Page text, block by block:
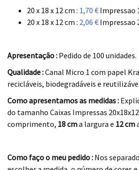
20 x 18 x 12 cm : 1,70 € Impressao
20 x 18 x 12 cm : 2,06 € Impressao
Apresentação : Pedido de 100 unidades.
Qualidade :Canal Micro 1 com papel
recicláveis, biodegradáveis e
Como apresentamos as medidas :
do tamanho Caixas Impressas
comprimento, 18 cma largura e 12 cm
Como faço o meu pedido : Nos